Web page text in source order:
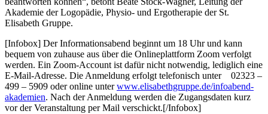
Akademie der Logopädie, Physio- und Ergotherapie der St.
Elisabeth Gruppe.
[Infobox] Der Informationsabend beginnt um 18 Uhr und kann
bequem von zuhause aus über die Onlineplattform Zoom verfolgt
werden. Ein Zoom-Account ist dafür nicht notwendig, lediglich eine
E-Mail-Adresse. Die Anmeldung erfolgt telefonisch unter 02323 –
499 – 5909 oder online unterwww.elisabethgruppe.de/infoabend-
akademien. Nach der Anmeldung werden die Zugangsdaten kurz
vor der Veranstaltung per Mail verschickt.[/Infobox]